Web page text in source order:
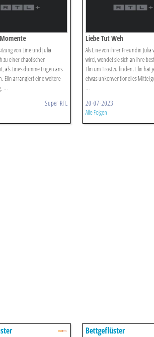
von Line und Julia
zu einer chaotischen
als Lines dumme Lügen ans
Elin arrangiert eine weitere
...
Super RTL
Liebe Tut Weh
Als Line von ihrer Freundin Julia
wird, wendet sie sich an ihre
Elin um Trost zu finden. Elin hat
etwas unkonventionelles Mittel
...
20-07-2023
Alle Folgen
Bettgeflüster